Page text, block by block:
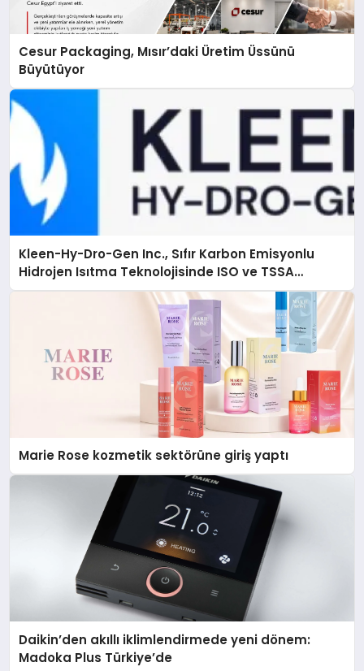
Cesur Packaging, Mısır’daki Üretim Üssünü
Büyütüyor
Kleen-Hy-Dro-Gen Inc., Sıfır Karbon Emisyonlu
Hidrojen Isıtma Teknolojisinde ISO ve TSSA
Düzenleyici Onaylarını Aldı
Marie Rose kozmetik sektörüne giriş yaptı
Daikin’den akıllı iklimlendirmede yeni dönem:
Madoka Plus Türkiye’de